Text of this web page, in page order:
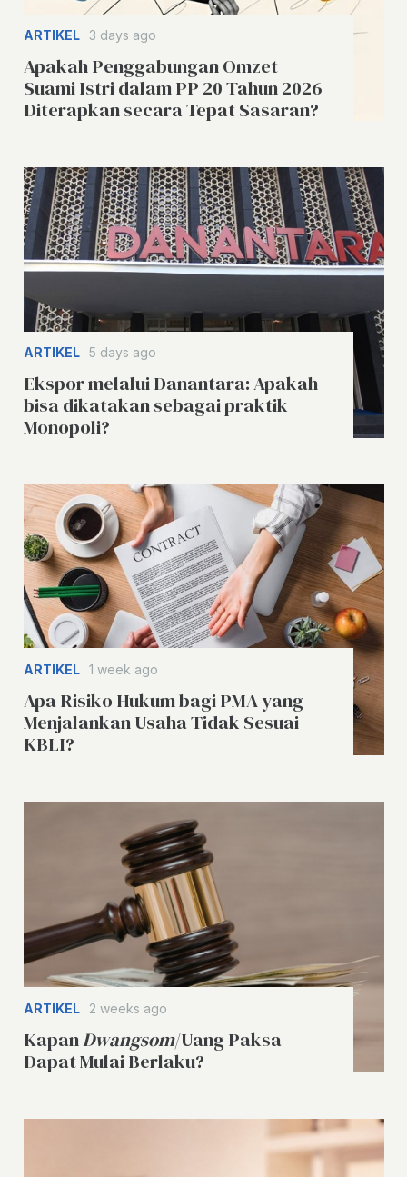
ARTIKEL 3 days ago
Apakah Penggabungan Omzet
Suami Istri dalam PP 20 Tahun 2026
Diterapkan secara Tepat Sasaran?
ARTIKEL 5 days ago
Ekspor melalui Danantara: Apakah
bisa dikatakan sebagai praktik
Monopoli?
ARTIKEL 1 week ago
Apa Risiko Hukum bagi PMA yang
Menjalankan Usaha Tidak Sesuai
KBLI?
ARTIKEL 2 weeks ago
KapanDwangsom/Uang Paksa
Dapat Mulai Berlaku?